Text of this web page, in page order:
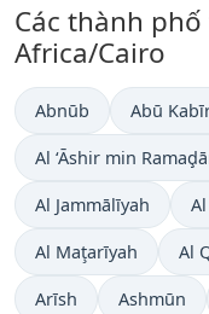
Các thành
Africa/Cairo
Abnūb Abū
Al ‘Āshir min
Al Jammālīyah
Al Maţarīyah Al
Arīsh Ashmūn